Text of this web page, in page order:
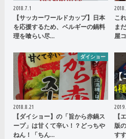
2018.7.1
【サッカーワールドカップ】日本
を応援するため、ベルギーの鍋料
理を喰らい尽…
こ
ま
屋
ダイショー
2018.8.21
【ダイショー】の「旨から赤鍋ス
ープ」は甘くて辛い！？どっちや
ねん！「ちん…
【
版
す